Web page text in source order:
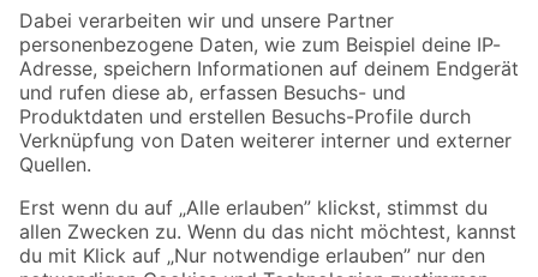
Zahlungsarten Versandarten
Sicher einkaufen
Jetzt die toom-App herunterladen